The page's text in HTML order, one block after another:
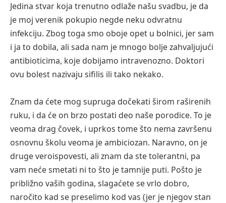
Jedina stvar koja trenutno odlaže našu svadbu, je da
je moj verenik pokupio negde neku odvratnu
infekciju. Zbog toga smo oboje opet u bolnici, jer sam
i ja to dobila, ali sada nam je mnogo bolje zahvaljujući
antibioticima, koje dobijamo intravenozno. Doktori
ovu bolest nazivaju sifilis ili tako nekako.
Znam da ćete mog supruga dočekati širom raširenih
ruku, i da će on brzo postati deo naše porodice. To je
veoma drag čovek, i uprkos tome što nema završenu
osnovnu školu veoma je ambiciozan. Naravno, on je
druge veroispovesti, ali znam da ste tolerantni, pa
vam neće smetati ni to što je tamnije puti. Pošto je
približno vaših godina, slagaćete se vrlo dobro,
naročito kad se preselimo kod vas (jer je njegov stan